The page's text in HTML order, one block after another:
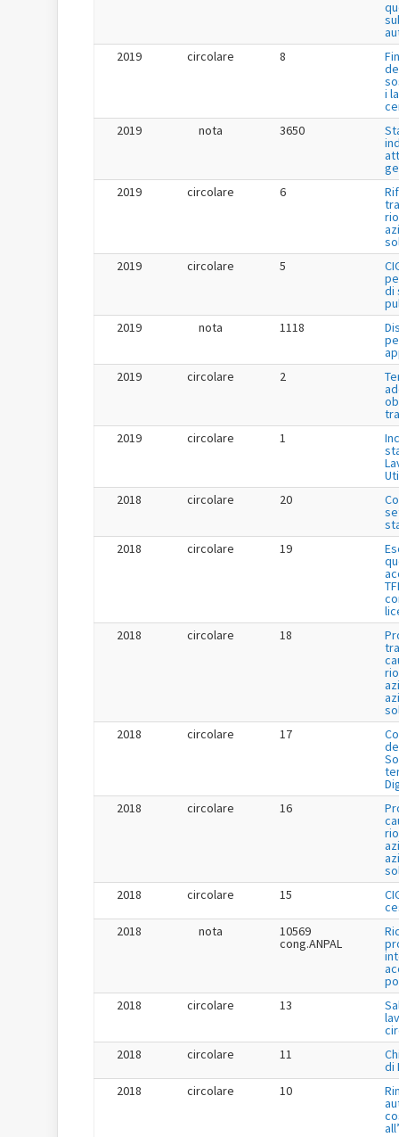
2019
circolare 8
i
2019
nota 3650
2019
circolare 6
2019
circolare 5
di
2019
nota 1118
2019
circolare 2
2019
circolare 1
2018
circolare 20
2018
circolare 19
2018
circolare 18
2018
circolare 17
2018
circolare 16
2018
circolare 15
2018
nota 10569
cong.ANPAL
2018
circolare 13
2018
circolare 11
di
2018
circolare 10